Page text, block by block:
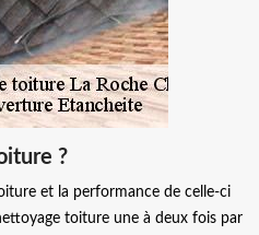
?
et la performance de celle-ci
toiture une à deux fois par